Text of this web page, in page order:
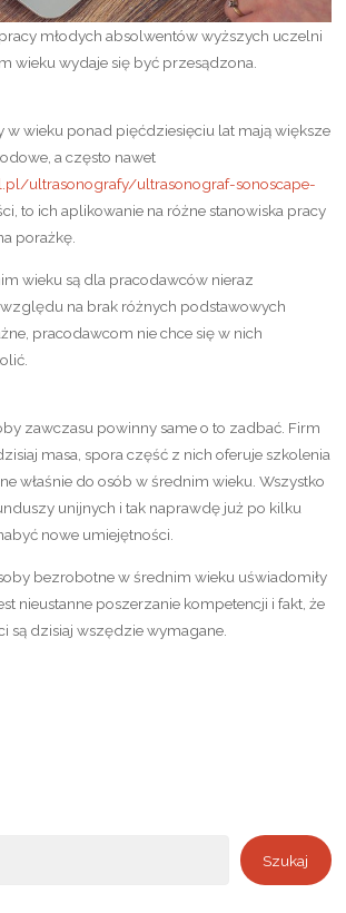
młodych absolwentów wyższych uczelni
wieku wydaje się być przesądzona.
w wieku ponad pięćdziesięciu lat mają większe
a często nawet
ultrasonografy/ultrasonograf-sonoscape-
to ich aplikowanie na różne stanowiska pracy
porażkę.
wieku są dla pracodawców nieraz
na brak różnych podstawowych
pracodawcom nie chce się w nich
zawczasu powinny same o to zadbać. Firm
masa, spora część z nich oferuje szkolenia
właśnie do osób w średnim wieku. Wszystko
unijnych i tak naprawdę już po kilku
nowe umiejętności.
bezrobotne w średnim wieku uświadomiły
nieustanne poszerzanie kompetencji i fakt, że
są dzisiaj wszędzie wymagane.
Szukaj